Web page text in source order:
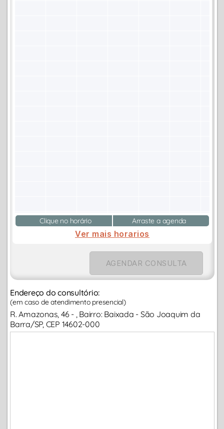
Clique no horário Arraste a agenda
Ver mais horarios
AGENDAR CONSULTA
Endereço do consultório:
(em caso de atendimento presencial)
R. Amazonas, 46 - , Bairro: Baixada - São Joaquim da
Barra/SP, CEP 14602-000